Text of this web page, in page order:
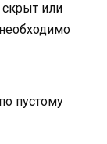
или
пустому